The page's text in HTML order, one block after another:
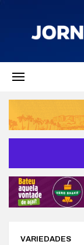
VARIEDADES